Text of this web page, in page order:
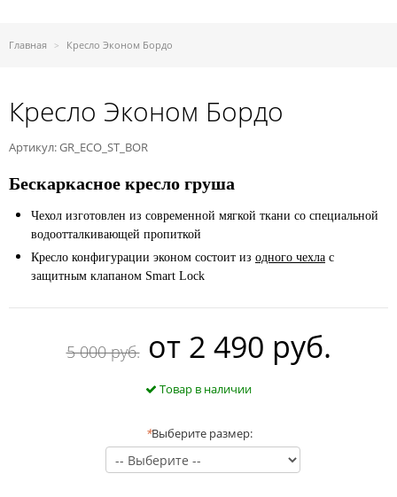
Главная Кресло Эконом Бордо
Кресло Эконом Бордо
Артикул: GR_ECO_ST_BOR
Бескаркасное кресло груша
Чехол изготовлен из современной мягкой ткани со специальной
водоотталкивающей пропиткой
Кресло конфигурации эконом состоит из одного чехла с
защитным клапаном Smart Lock
5 000 руб. oт2 490 руб.
Товар в наличии
*Выберите размер: